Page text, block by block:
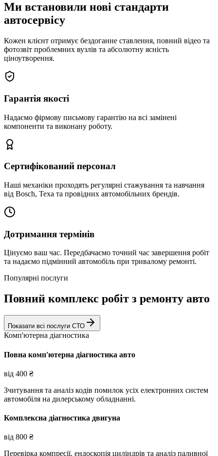
Ми встановили нові стандарти
автосервісу
Кожен клієнт отримує бездоганне ставлення, повний відео та
фотозвіт проблемних вузлів та абсолютну ясність
ціноутворення.
Гарантія якості
Надаємо фірмову письмову гарантію на всі замінені
компоненти та виконану роботу.
Сертифікований персонал
Наші механіки проходять регулярні стажування та навчання
від Bosch, Texa та провідних автомобільних брендів.
Дотримання термінів
Цінуємо ваш час. Передбачаємо точний час завершення робіт
та надаємо підмінний автомобіль при тривалому ремонті.
Популярні послуги
Повний комплекс робіт з ремонту авто
Показати всі послуги СТО
Комп'ютерна діагностика
Повна комп'ютерна діагностика авто
від 400 ₴
Зчитування та аналіз кодів помилок усіх електронних систем
автомобіля на дилерському обладнанні.
Комплексна діагностика двигуна
від 800 ₴
Перевірка компресії, ендоскопія циліндрів та аналіз паливної